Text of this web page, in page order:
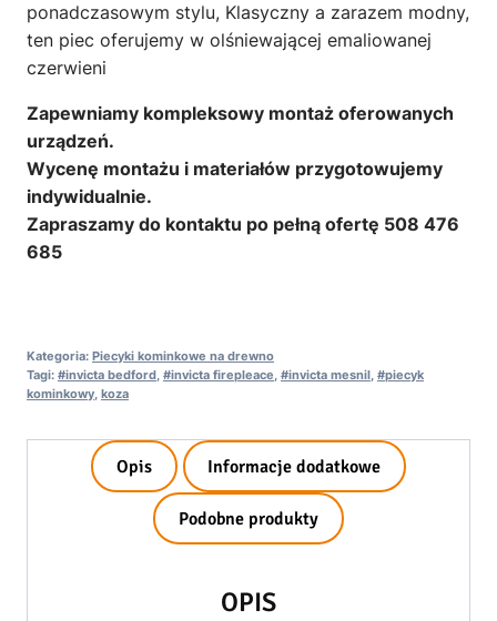
ponadczasowym stylu, Klasyczny a zarazem modny,
ten piec oferujemy w olśniewającej emaliowanej
czerwieni
Zapewniamy kompleksowy montaż oferowanych
urządzeń.
Wycenę montażu i materiałów przygotowujemy
indywidualnie.
Zapraszamy do kontaktu po pełną ofertę 508 476
685
Kategoria: Piecyki kominkowe na drewno
Tagi: #invicta bedford, #invicta firepleace, #invicta mesnil, #piecyk
kominkowy, koza
Opis Informacje dodatkowe
Podobne produkty
OPIS